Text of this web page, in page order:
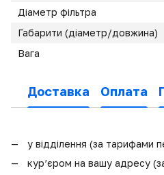
Діаметр фільтра
Габарити (діаметр/довжина)
Вага
Доставка Оплата
у відділення (за тарифами
кур’єром на вашу адресу